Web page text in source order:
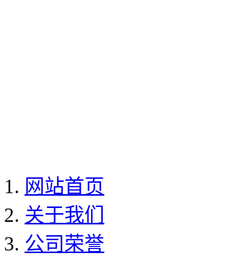
网站首页
关于我们
公司荣誉